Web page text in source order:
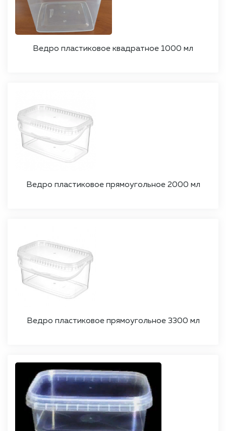
Ведро пластиковое квадратное 1000 мл
Ведро пластиковое прямоугольное 2000 мл
Ведро пластиковое прямоугольное 3300 мл